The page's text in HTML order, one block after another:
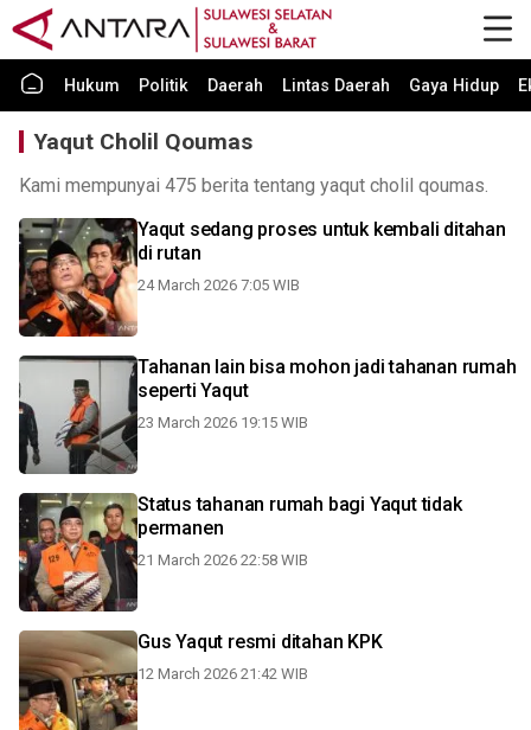
Hukum Politik Daerah Lintas Daerah Gaya Hidup
Yaqut Cholil Qoumas
Kami mempunyai 475 berita tentang yaqut cholil qoumas.
Yaqut sedang proses untuk kembali ditahan
di rutan
24 March 2026 7:05 WIB
Tahanan lain bisa mohon jadi tahanan rumah
seperti Yaqut
23 March 2026 19:15 WIB
Status tahanan rumah bagi Yaqut tidak
permanen
21 March 2026 22:58 WIB
Gus Yaqut resmi ditahan KPK
12 March 2026 21:42 WIB